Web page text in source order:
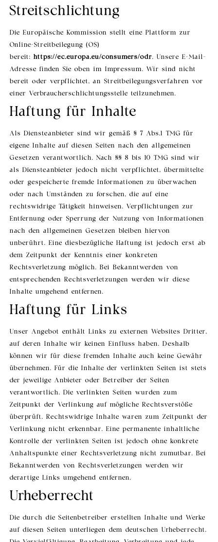
Streitschlichtung
Die Europäische Kommission stellt eine Plattform zur
Online-Streitbeilegung (OS)
bereit: https://ec.europa.eu/consumers/odr. Unsere E-Mail-
Adresse finden Sie oben im Impressum. Wir sind nicht
bereit oder verpflichtet, an Streitbeilegungsverfahren vor
einer Verbraucherschlichtungsstelle teilzunehmen.
Haftung für Inhalte
Als Diensteanbieter sind wir gemäß § 7 Abs.1 TMG für
eigene Inhalte auf diesen Seiten nach den allgemeinen
Gesetzen verantwortlich. Nach §§ 8 bis 10 TMG sind wir
als Diensteanbieter jedoch nicht verpflichtet, übermittelte
oder gespeicherte fremde Informationen zu überwachen
oder nach Umständen zu forschen, die auf eine
rechtswidrige Tätigkeit hinweisen. Verpflichtungen zur
Entfernung oder Sperrung der Nutzung von Informationen
nach den allgemeinen Gesetzen bleiben hiervon
unberührt. Eine diesbezügliche Haftung ist jedoch erst ab
dem Zeitpunkt der Kenntnis einer konkreten
Rechtsverletzung möglich. Bei Bekanntwerden von
entsprechenden Rechtsverletzungen werden wir diese
Inhalte umgehend entfernen.
Haftung für Links
Unser Angebot enthält Links zu externen Websites Dritter,
auf deren Inhalte wir keinen Einfluss haben. Deshalb
können wir für diese fremden Inhalte auch keine Gewähr
übernehmen. Für die Inhalte der verlinkten Seiten ist stets
der jeweilige Anbieter oder Betreiber der Seiten
verantwortlich. Die verlinkten Seiten wurden zum
Zeitpunkt der Verlinkung auf mögliche Rechtsverstöße
überprüft. Rechtswidrige Inhalte waren zum Zeitpunkt der
Verlinkung nicht erkennbar. Eine permanente inhaltliche
Kontrolle der verlinkten Seiten ist jedoch ohne konkrete
Anhaltspunkte einer Rechtsverletzung nicht zumutbar. Bei
Bekanntwerden von Rechtsverletzungen werden wir
derartige Links umgehend entfernen.
Urheberrecht
Die durch die Seitenbetreiber erstellten Inhalte und Werke
auf diesen Seiten unterliegen dem deutschen Urheberrecht.